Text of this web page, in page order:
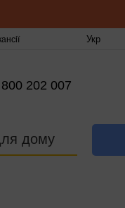
Укр
202 007
дому